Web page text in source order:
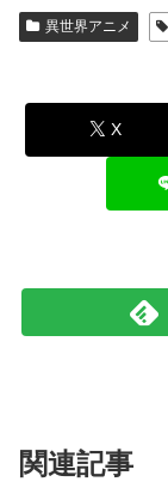
異世界アニメ
X
関連記事